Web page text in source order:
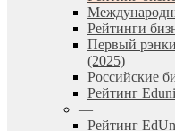
Рейтинги
Первый
(2025)
Российские
Рейтинг
—
Рейтинг